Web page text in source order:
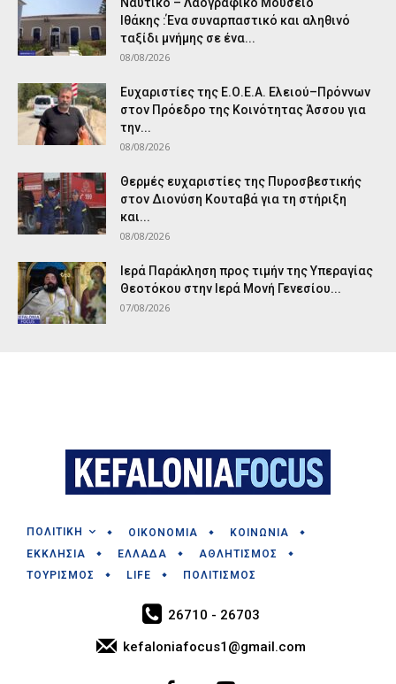
Ιθάκης :Ένα συναρπαστικό και αληθινό
ταξίδι μνήμης σε ένα...
08/08/2026
Ευχαριστίες της Ε.Ο.Ε.Α. Ελειού–Πρόννων
στον Πρόεδρο της Κοινότητας Άσσου για
την...
08/08/2026
Θερμές ευχαριστίες της Πυροσβεστικής
στον Διονύση Κουταβά για τη στήριξη
και...
08/08/2026
Ιερά Παράκληση προς τιμήν της Υπεραγίας
Θεοτόκου στην Ιερά Μονή Γενεσίου...
07/08/2026
ΠΟΛΙΤΙΚΗ ΟΙΚΟΝΟΜΙΑ
ΚΟΙΝΩΝΙΑ
ΕΚΚΛΗΣΙΑ
ΕΛΛΑΔΑ
ΑΘΛΗΤΙΣΜΟΣ
ΤΟΥΡΙΣΜΟΣ
LIFE ΠΟΛΙΤΙΣΜΟΣ
26710 - 26703
kefaloniafocus1@gmail.com